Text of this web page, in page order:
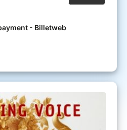
et les droits d’auteur.